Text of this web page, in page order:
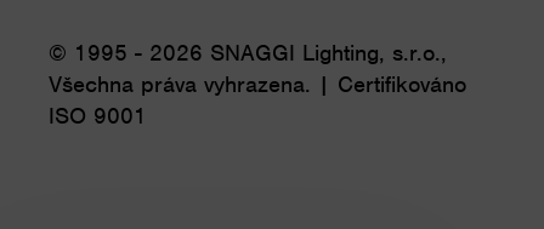
© 1995 - 2026 SNAGGI Lighting, s.r.o.,
Všechna práva vyhrazena. | Certifikováno
ISO 9001